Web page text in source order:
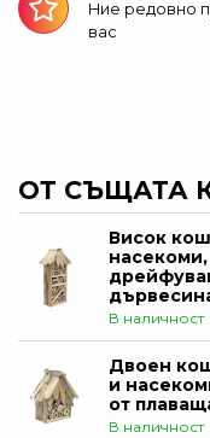
Ние редовно
вас
ОТ СЪЩАТА
Висок
В наличност
Двоен
и
от
В наличност